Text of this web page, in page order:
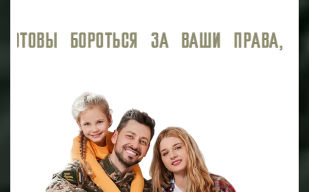
ОБЕСПЕЧИВАЯ ВЫСОКИЙ УРОВЕНЬ